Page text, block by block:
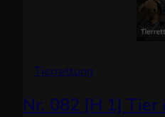
Tierrettung
Nr. 082 [H 1] Tier